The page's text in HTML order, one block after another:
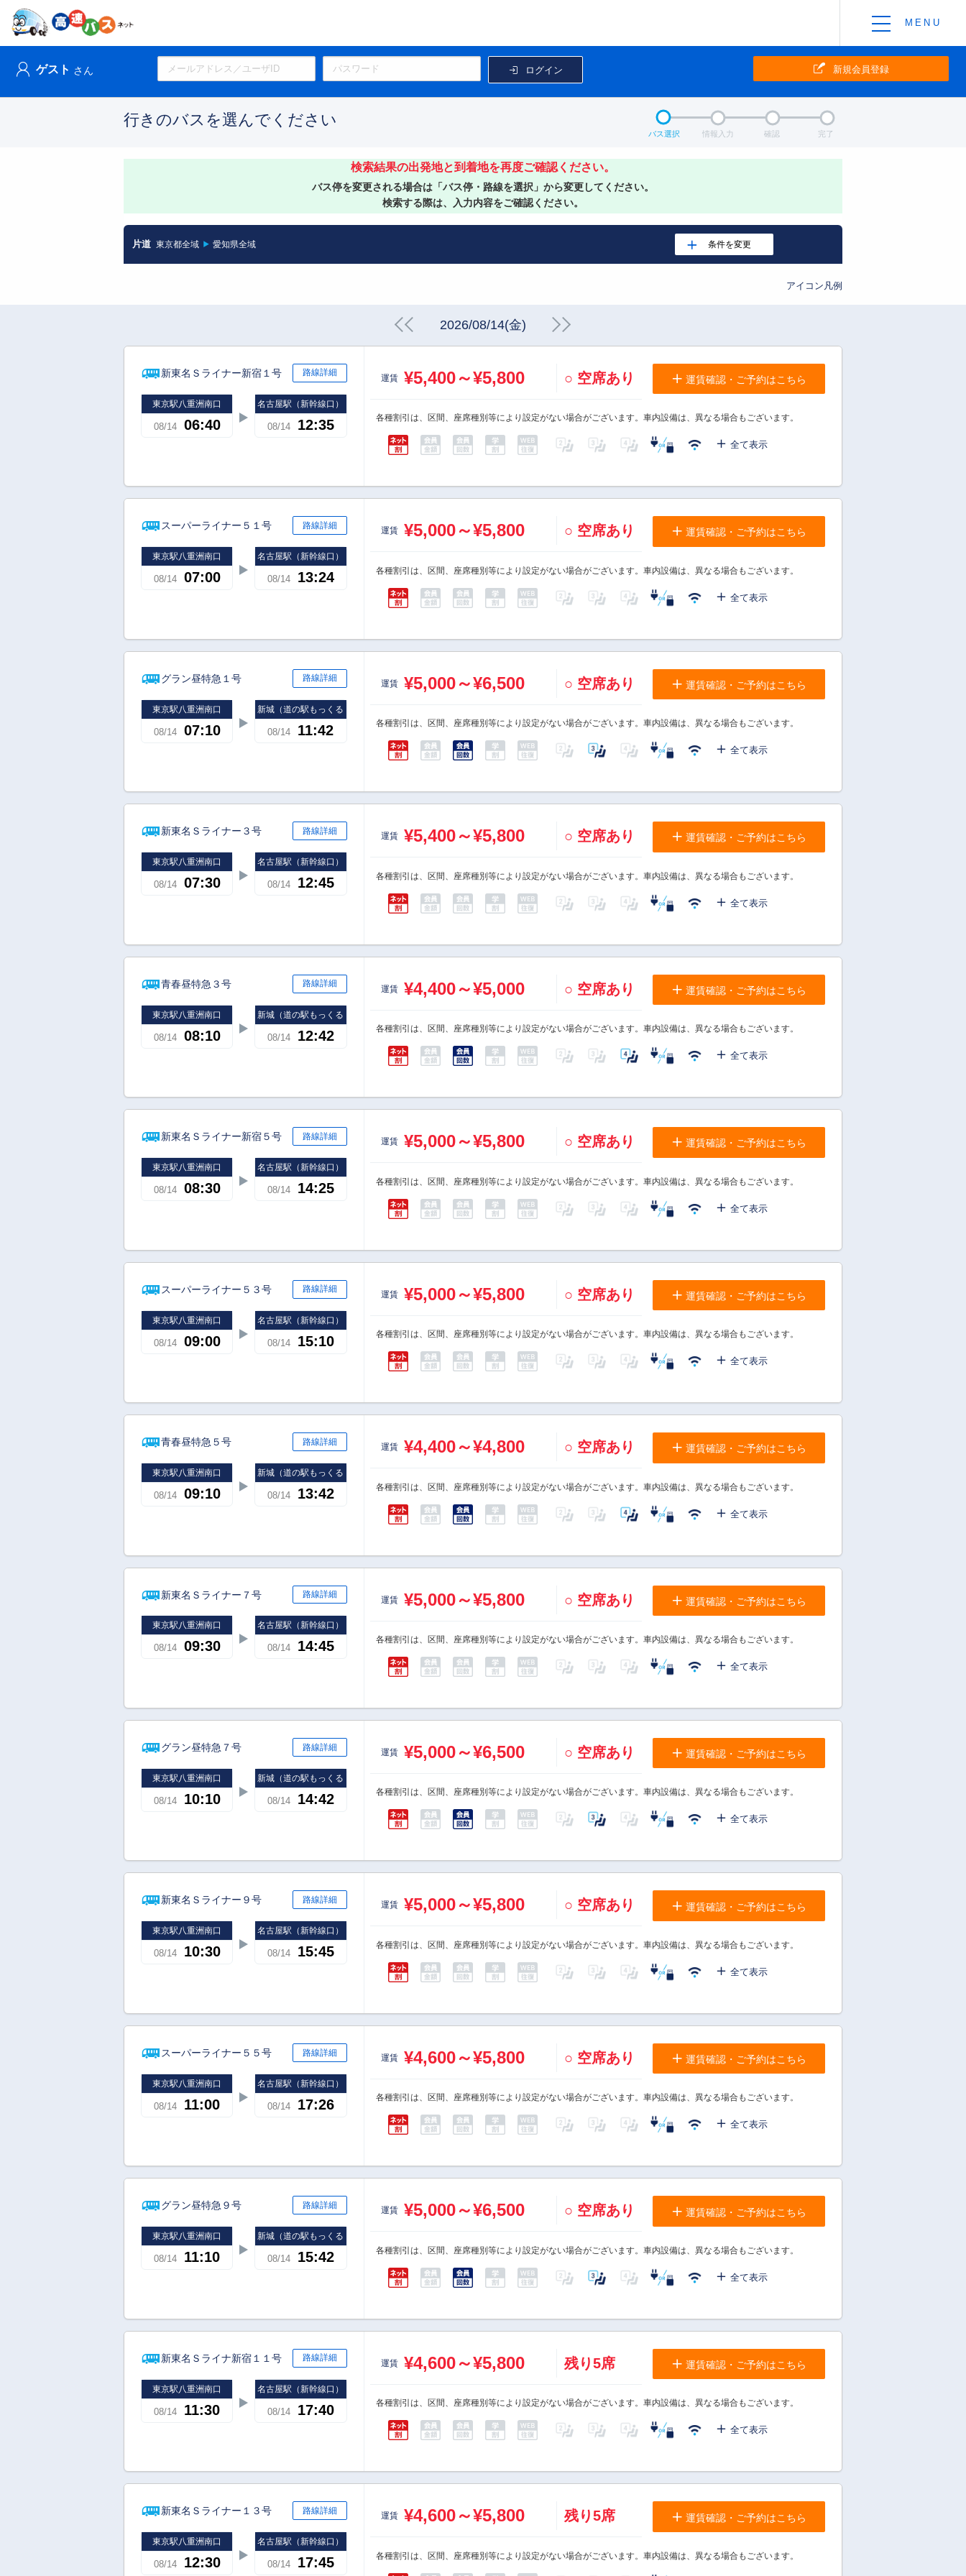
ゲスト さん ログイン 新規会員登録
行きのバスを選んでください
バス選択 情報入力 確認 完了
検索結果の出発地と到着地を再度ご確認ください。
バス停を変更される場合は「バス停・路線を選択」から変更してください。
検索する際は、入力内容をご確認ください。
片道 東京都全域 愛知県全域
アイコン凡例
2026/08/14(金)
新東名Ｓライナー新宿１号 路線詳細
東京駅八重洲南口
08/14 06:40
名古屋駅（新幹線口）
08/14 12:35
運賃 ¥5,400～¥5,800 ○ 空席あり 運賃確認・ご予約はこちら
各種割引は、区間、座席種別等により設定がない場合がございます。車内設備は、異なる場合もございます。
全て表示
スーパーライナー５１号 路線詳細
東京駅八重洲南口
08/14 07:00
名古屋駅（新幹線口）
08/14 13:24
運賃 ¥5,000～¥5,800 ○ 空席あり 運賃確認・ご予約はこちら
各種割引は、区間、座席種別等により設定がない場合がございます。車内設備は、異なる場合もございます。
全て表示
グラン昼特急１号 路線詳細
東京駅八重洲南口
08/14 07:10
新城（道の駅もっくる
08/14 11:42
運賃 ¥5,000～¥6,500 ○ 空席あり 運賃確認・ご予約はこちら
各種割引は、区間、座席種別等により設定がない場合がございます。車内設備は、異なる場合もございます。
全て表示
新東名Ｓライナー３号 路線詳細
東京駅八重洲南口
08/14 07:30
名古屋駅（新幹線口）
08/14 12:45
運賃 ¥5,400～¥5,800 ○ 空席あり 運賃確認・ご予約はこちら
各種割引は、区間、座席種別等により設定がない場合がございます。車内設備は、異なる場合もございます。
全て表示
青春昼特急３号 路線詳細
東京駅八重洲南口
08/14 08:10
新城（道の駅もっくる
08/14 12:42
運賃 ¥4,400～¥5,000 ○ 空席あり 運賃確認・ご予約はこちら
各種割引は、区間、座席種別等により設定がない場合がございます。車内設備は、異なる場合もございます。
全て表示
新東名Ｓライナー新宿５号 路線詳細
東京駅八重洲南口
08/14 08:30
名古屋駅（新幹線口）
08/14 14:25
運賃 ¥5,000～¥5,800 ○ 空席あり 運賃確認・ご予約はこちら
各種割引は、区間、座席種別等により設定がない場合がございます。車内設備は、異なる場合もございます。
全て表示
スーパーライナー５３号 路線詳細
東京駅八重洲南口
08/14 09:00
名古屋駅（新幹線口）
08/14 15:10
運賃 ¥5,000～¥5,800 ○ 空席あり 運賃確認・ご予約はこちら
各種割引は、区間、座席種別等により設定がない場合がございます。車内設備は、異なる場合もございます。
全て表示
青春昼特急５号 路線詳細
東京駅八重洲南口
08/14 09:10
新城（道の駅もっくる
08/14 13:42
運賃 ¥4,400～¥4,800 ○ 空席あり 運賃確認・ご予約はこちら
各種割引は、区間、座席種別等により設定がない場合がございます。車内設備は、異なる場合もございます。
全て表示
新東名Ｓライナー７号 路線詳細
東京駅八重洲南口
08/14 09:30
名古屋駅（新幹線口）
08/14 14:45
運賃 ¥5,000～¥5,800 ○ 空席あり 運賃確認・ご予約はこちら
各種割引は、区間、座席種別等により設定がない場合がございます。車内設備は、異なる場合もございます。
全て表示
グラン昼特急７号 路線詳細
東京駅八重洲南口
08/14 10:10
新城（道の駅もっくる
08/14 14:42
運賃 ¥5,000～¥6,500 ○ 空席あり 運賃確認・ご予約はこちら
各種割引は、区間、座席種別等により設定がない場合がございます。車内設備は、異なる場合もございます。
全て表示
新東名Ｓライナー９号 路線詳細
東京駅八重洲南口
08/14 10:30
名古屋駅（新幹線口）
08/14 15:45
運賃 ¥5,000～¥5,800 ○ 空席あり 運賃確認・ご予約はこちら
各種割引は、区間、座席種別等により設定がない場合がございます。車内設備は、異なる場合もございます。
全て表示
スーパーライナー５５号 路線詳細
東京駅八重洲南口
08/14 11:00
名古屋駅（新幹線口）
08/14 17:26
運賃 ¥4,600～¥5,800 ○ 空席あり 運賃確認・ご予約はこちら
各種割引は、区間、座席種別等により設定がない場合がございます。車内設備は、異なる場合もございます。
全て表示
グラン昼特急９号 路線詳細
東京駅八重洲南口
08/14 11:10
新城（道の駅もっくる
08/14 15:42
運賃 ¥5,000～¥6,500 ○ 空席あり 運賃確認・ご予約はこちら
各種割引は、区間、座席種別等により設定がない場合がございます。車内設備は、異なる場合もございます。
全て表示
新東名Ｓライナ新宿１１号 路線詳細
東京駅八重洲南口
08/14 11:30
名古屋駅（新幹線口）
08/14 17:40
運賃 ¥4,600～¥5,800 残り5席 運賃確認・ご予約はこちら
各種割引は、区間、座席種別等により設定がない場合がございます。車内設備は、異なる場合もございます。
全て表示
新東名Ｓライナー１３号 路線詳細
東京駅八重洲南口
08/14 12:30
名古屋駅（新幹線口）
08/14 17:45
運賃 ¥4,600～¥5,800 残り5席 運賃確認・ご予約はこちら
各種割引は、区間、座席種別等により設定がない場合がございます。車内設備は、異なる場合もございます。